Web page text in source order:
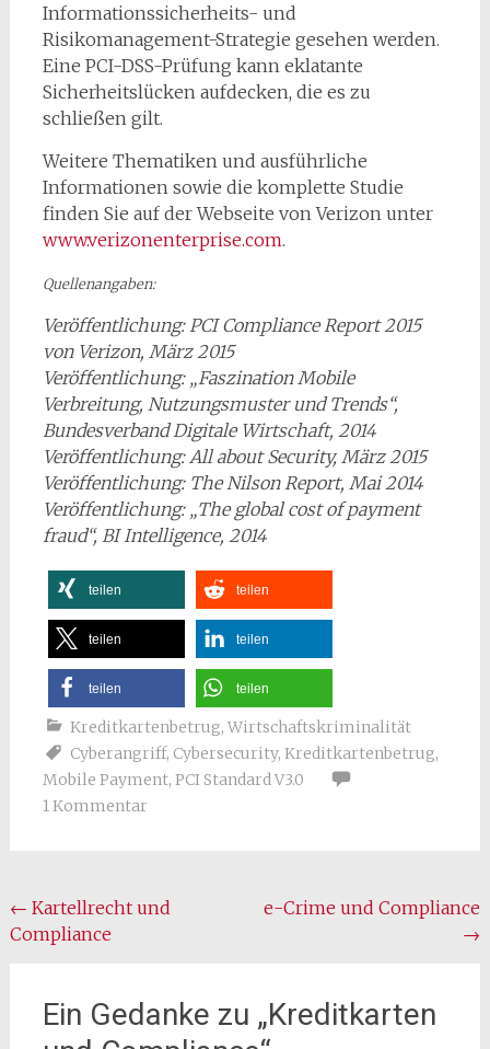
Informationssicherheits- und
Risikomanagement-Strategie gesehen werden.
Eine PCI-DSS-Prüfung kann eklatante
Sicherheitslücken aufdecken, die es zu
schließen gilt.
Weitere Thematiken und ausführliche
Informationen sowie die komplette Studie
finden Sie auf der Webseite von Verizon unter
www.verizonenterprise.com.
Quellenangaben:
Veröffentlichung: PCI Compliance Report 2015
von Verizon, März 2015
Veröffentlichung: „Faszination Mobile
Verbreitung, Nutzungsmuster und Trends“,
Bundesverband Digitale Wirtschaft, 2014
Veröffentlichung: All about Security, März 2015
Veröffentlichung: The Nilson Report, Mai 2014
Veröffentlichung: „The global cost of payment
fraud“, BI Intelligence, 2014
teilen teilen
teilen teilen
teilen teilen
Kreditkartenbetrug, Wirtschaftskriminalität
Cyberangriff, Cybersecurity, Kreditkartenbetrug,
Mobile Payment, PCI Standard V3.0
1 Kommentar
Beitragsnavigation
← Kartellrecht und
Compliance
e-Crime und Compliance
→
Ein Gedanke zu „Kreditkarten